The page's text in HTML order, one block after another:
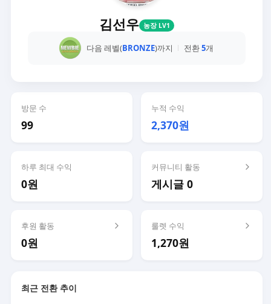
김선우 농장 LV1
다음 레벨(BRONZE)까지 전환5개
방문 수
99
누적 수익
2,370원
하루 최대 수익
0원
커뮤니티 활동
게시글 0
후원 활동
0원
룰렛 수익
1,270원
최근 전환 추이